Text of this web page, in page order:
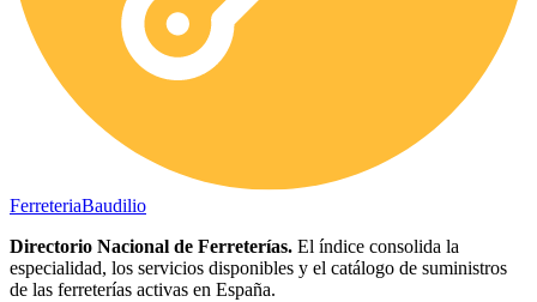
FerreteriaBaudilio
Directorio Nacional de Ferreterías. El índice consolida la
especialidad, los servicios disponibles y el catálogo de suministros
de las ferreterías activas en España.